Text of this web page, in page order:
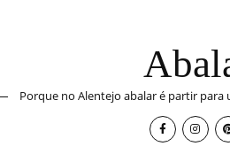
Porque no Alentejo abalar é partir para